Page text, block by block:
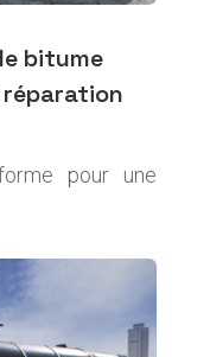
bitume
pour une